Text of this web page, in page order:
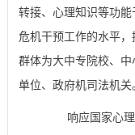
转接、心理知识等功
危机干预工作的水平
群体为大中专院校、
单位、政府机司法机关
响应国家心理